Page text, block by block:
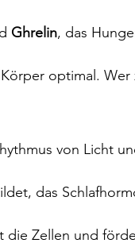
Ghrelin, das
von Licht
das
Zellen und